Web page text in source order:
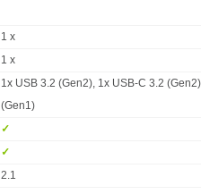
1 x
1 x
1x USB 3.2 (Gen2), 1x USB-C 3.2
(Gen1)
✓︎
✓︎
2.1